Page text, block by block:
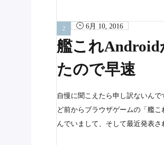
6月 10, 2016
艦これAndroid
たので早速
自慢に聞こえたら申し訳ないんで
ど前からブラウザゲームの「艦こ
んでいまして、そして最近発表